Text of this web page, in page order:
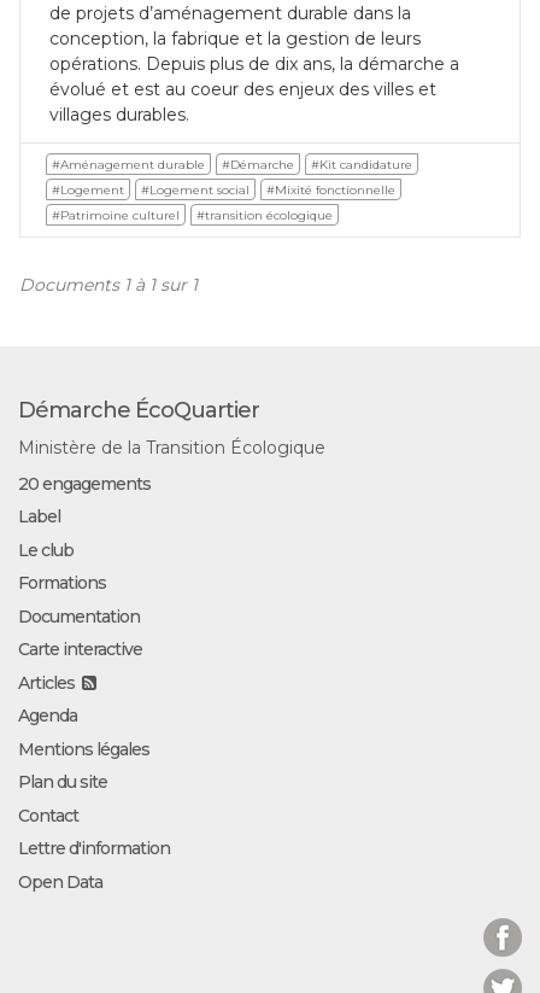
de projets d’aménagement durable dans la
conception, la fabrique et la gestion de leurs
opérations. Depuis plus de dix ans, la démarche a
évolué et est au coeur des enjeux des villes et
villages durables.
#Aménagement durable #Démarche
#Kit candidature
#Logement
#Logement social
#Mixité fonctionnelle
#Patrimoine culturel
#transition écologique
Documents 1 à 1 sur 1
Démarche ÉcoQuartier
Ministère de la Transition Écologique
20 engagements
Label
Le club
Formations
Documentation
Carte interactive
Articles
Agenda
Mentions légales
Plan du site
Contact
Lettre d'information
Open Data
Facebook
Twitter